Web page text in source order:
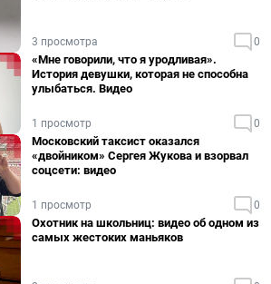
3 просмотра 0
«Мне говорили, что я уродливая».
История девушки, которая не способна
улыбаться. Видео
1 просмотр 0
Московский таксист оказался
«двойником» Сергея Жукова и взорвал
соцсети: видео
1 просмотр 0
Охотник на школьниц: видео об одном из
самых жестоких маньяков